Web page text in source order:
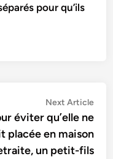
pour qu’ils
Next Article
éviter qu’elle ne
placée en maison
un petit-fils